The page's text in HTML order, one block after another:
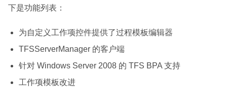
下是功能列表：
为自定义工作项控件提供了过程模板编辑器
TFSServerManager 的客户端
针对 Windows Server 2008 的 TFS BPA 支持
工作项模板改进